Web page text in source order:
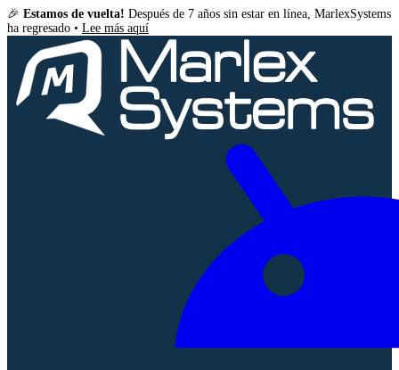
🎉 Estamos de vuelta! Después de 7 años sin estar en línea, MarlexSystems
ha regresado • Lee más aquí